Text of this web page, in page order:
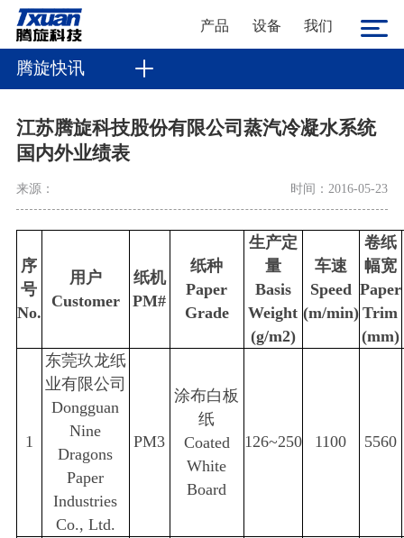
产品 设备 我们
腾旋快讯
江苏腾旋科技股份有限公司蒸汽冷凝水系统
国内外业绩表
来源： 时间：2016-05-23
序
号
No.
用户
Customer
纸机
PM#
纸种
Paper
Grade
生产定
量
Basis
Weight
(g/m2)
车速
Speed
(m/min)
卷纸
幅宽
Paper
Trim
(mm)
1
东莞玖龙纸
业有限公司
Dongguan
Nine
Dragons
Paper
Industries
Co., Ltd.
PM3
涂布白板
纸
Coated
White
Board
126~250 1100 5560